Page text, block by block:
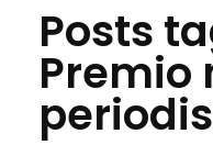
Posts
Premio